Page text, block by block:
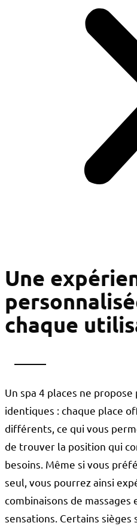
Une
chaque
Un spa 4 places ne
identiques : chaque place
différents, ce qui vous
de trouver la position qui
besoins. Même si vous
seul, vous pourrez ainsi
combinaisons de
sensations. Certains sièges